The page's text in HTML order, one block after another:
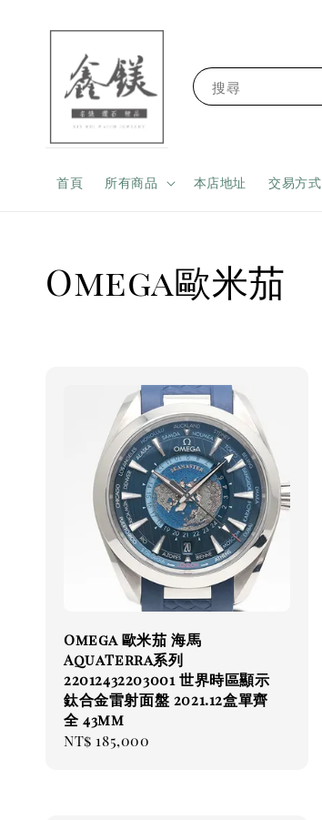
搜尋
首頁 所有商品 本店地址 交易方式
Omega歐米茄
Omega 歐米茄 海馬
AquaTerra系列
22012432203001 世界時區顯示
鈦合金雷射面盤 2021.12盒單齊
全 43mm
Regular
NT$ 185,000